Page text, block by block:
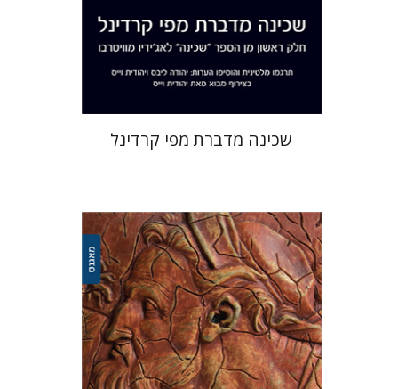
הנחת אתר ספר מודפס
$46
$41
שכינה מדברת מפי קרדינל
אריאל קופילוביץ